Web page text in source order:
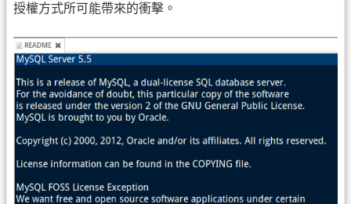
授權方式所可能帶來的衝擊。